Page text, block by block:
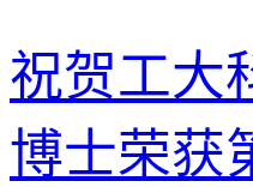
祝贺工大
博士荣获